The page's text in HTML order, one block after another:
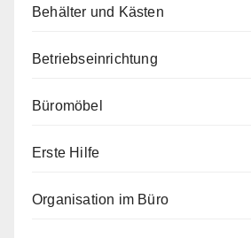
Behälter und Kästen
Betriebseinrichtung
Büromöbel
Erste Hilfe
Organisation im Büro